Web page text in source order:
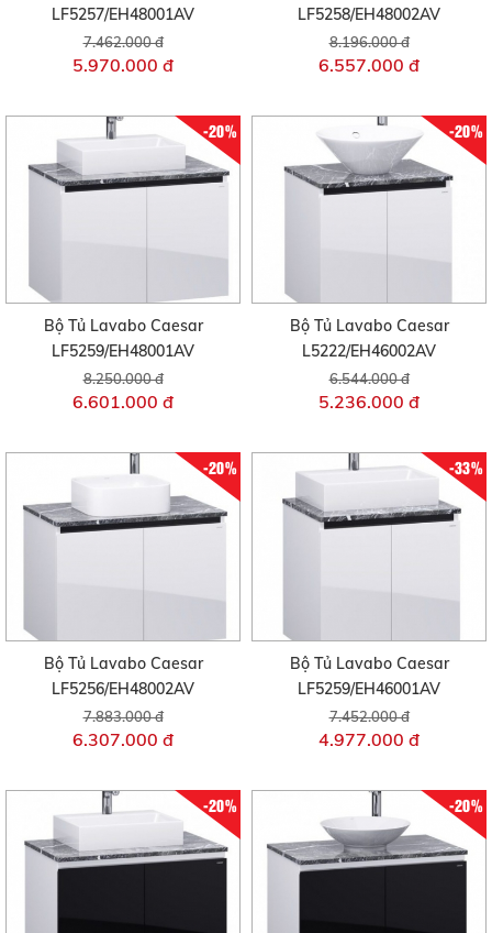
LF5257/EH48001AV
7.462.000 đ
5.970.000 đ
LF5258/EH48002AV
8.196.000 đ
6.557.000 đ
-20%
Bộ Tủ Lavabo Caesar
LF5259/EH48001AV
8.250.000 đ
6.601.000 đ
-20%
Bộ Tủ Lavabo Caesar
L5222/EH46002AV
6.544.000 đ
5.236.000 đ
-20%
Bộ Tủ Lavabo Caesar
LF5256/EH48002AV
7.883.000 đ
6.307.000 đ
-33%
Bộ Tủ Lavabo Caesar
LF5259/EH46001AV
7.452.000 đ
4.977.000 đ
-20% -20%